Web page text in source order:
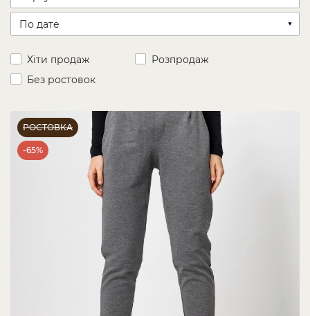
Хіти продаж
Розпродаж
Без ростовок
РОСТОВКА
-65%